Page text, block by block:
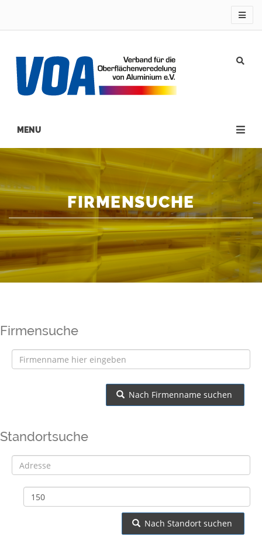
navigation
FIRMENSUCHE
Firmensuche
Nach Firmenname suchen
Standortsuche
Adresse
Nach Standort suchen